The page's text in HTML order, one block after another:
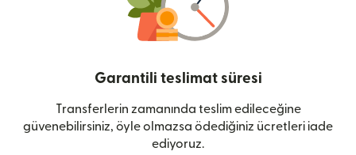
Garantili teslimat süresi
Transferlerin zamanında teslim edileceğine
güvenebilirsiniz, öyle olmazsa ödediğiniz ücretleri iade
ediyoruz.